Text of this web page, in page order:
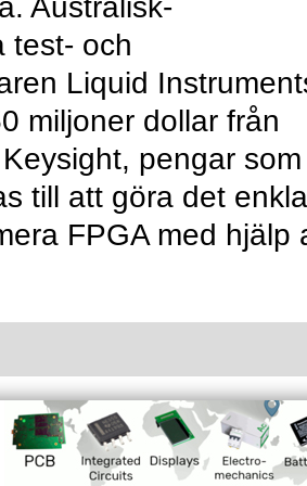
Australisk-
test- och
Liquid
miljoner dollar från
pengar som
till att göra det
FPGA med hjälp